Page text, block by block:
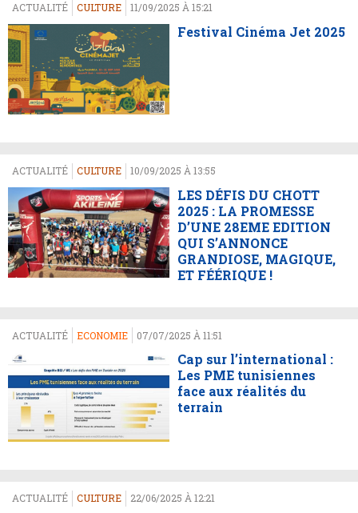
ACTUALITÉ CULTURE 11/09/2025 À 15:21
Festival Cinéma Jet 2025
ACTUALITÉ CULTURE 10/09/2025 À 13:55
LES DÉFIS DU CHOTT
2025 : LA PROMESSE
D’UNE 28EME EDITION
QUI S’ANNONCE
GRANDIOSE, MAGIQUE,
ET FÉÉRIQUE !
ACTUALITÉ ECONOMIE 07/07/2025 À 11:51
Cap sur l’international :
Les PME tunisiennes
face aux réalités du
terrain
ACTUALITÉ CULTURE 22/06/2025 À 12:21